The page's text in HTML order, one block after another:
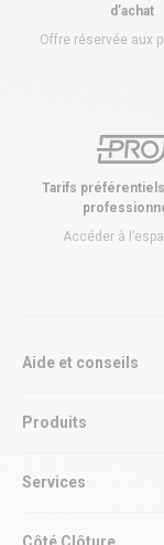
d’achat
Offre réservée aux
Tarifs
Accéder à
Aide et conseils
Produits
Services